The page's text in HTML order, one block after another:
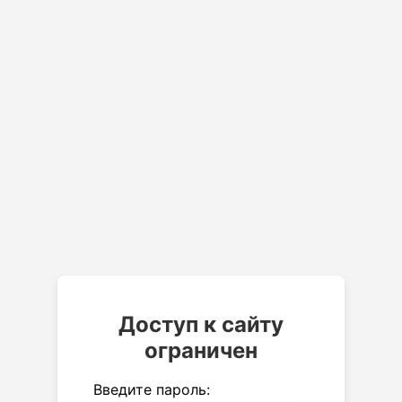
Доступ к сайту
ограничен
Введите пароль: